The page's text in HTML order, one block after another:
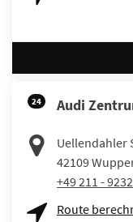
24 Audi
Uellendahler
42109
+49 211 -
Route